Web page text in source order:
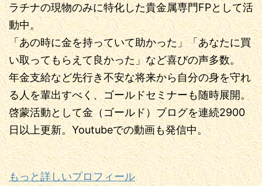
ラチナの現物のみに特化した貴金属専門FPとして活
動中。
「あの時に金を持っていて助かった」「あなたに買
い取ってもらえて良かった」など喜びの声多数。
年金支給など先行き不安な将来から自分の身を守れ
る人を輩出すべく、ゴールドセミナーも随時展開。
啓蒙活動として金（ゴールド）ブログを連続2900
日以上更新。Youtubeでの動画も発信中。
もっと詳しいプロフィール